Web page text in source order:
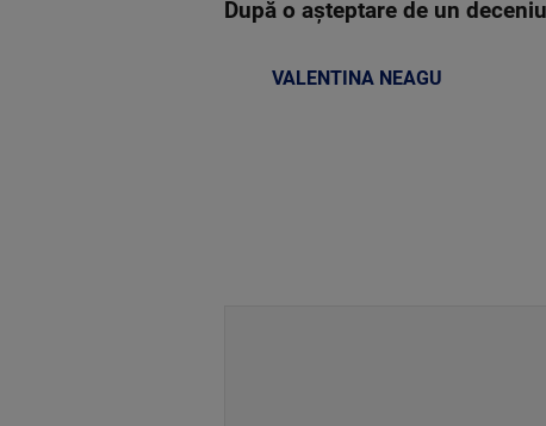
După o așteptare de un
VALENTINA NEAGU